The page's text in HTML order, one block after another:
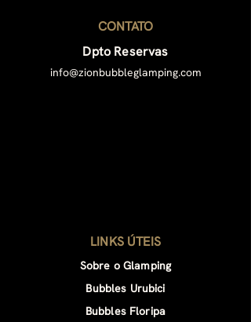
inesquecível!CONTATO
Dpto Reservas
info@zionbubbleglamping.com
LINKS ÚTEIS
Sobre o Glamping
Bubbles Urubici
Bubbles Floripa